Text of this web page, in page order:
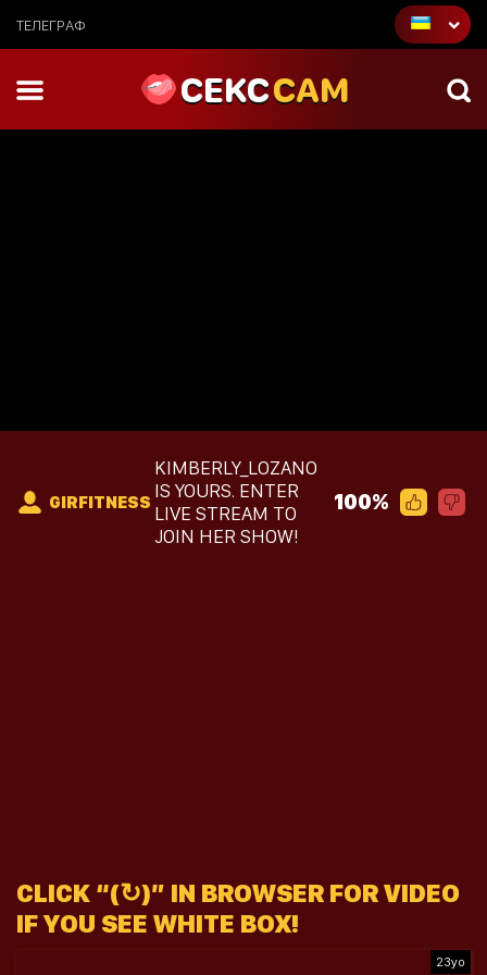
ТЕЛЕГРАФ
CEKCCAM
GIRFITNESS
KIMBERLY_LOZANO
IS YOURS. ENTER
LIVE STREAM TO
JOIN HER SHOW!
100%
CLICK “(↻)” IN BROWSER FOR VIDEO
IF YOU SEE WHITE BOX!
23yo